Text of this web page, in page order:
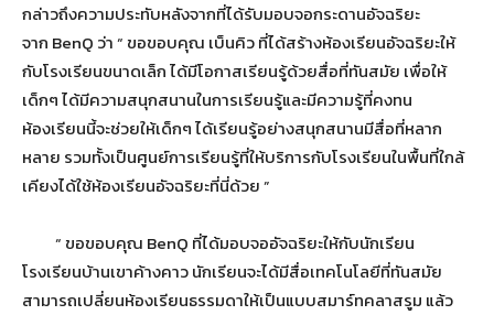
กล่าวถึงความประทับหลังจากที่ได้รับมอบจอกระดานอัจฉริยะ
จาก BenQ ว่า “ ขอขอบคุณ เบ็นคิว ที่ได้สร้างห้องเรียนอัจฉริยะให้
กับโรงเรียนขนาดเล็ก ได้มีโอกาสเรียนรู้ด้วยสื่อที่ทันสมัย เพื่อให้
เด็กๆ ได้มีความสนุกสนานในการเรียนรู้และมีความรู้ที่คงทน
ห้องเรียนนี้จะช่วยให้เด็กๆ ได้เรียนรู้อย่างสนุกสนานมีสื่อที่หลาก
หลาย รวมทั้งเป็นศูนย์การเรียนรู้ที่ให้บริการกับโรงเรียนในพื้นที่ใกล้
เคียงได้ใช้ห้องเรียนอัจฉริยะที่นี่ด้วย ”
“ ขอขอบคุณ BenQ ที่ได้มอบจออัจฉริยะให้กับนักเรียน
โรงเรียนบ้านเขาค้างคาว นักเรียนจะได้มีสื่อเทคโนโลยีที่ทันสมัย
สามารถเปลี่ยนห้องเรียนธรรมดาให้เป็นแบบสมาร์ทคลาสรูม แล้ว